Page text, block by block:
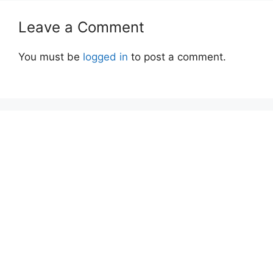
Leave a Comment
You must be logged in to post a comment.